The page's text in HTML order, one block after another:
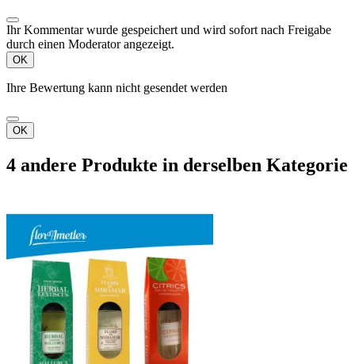
Ihr Kommentar wurde gespeichert und wird sofort nach Freigabe
durch einen Moderator angezeigt.
OK
Ihre Bewertung kann nicht gesendet werden
OK
4 andere Produkte in derselben Kategorie